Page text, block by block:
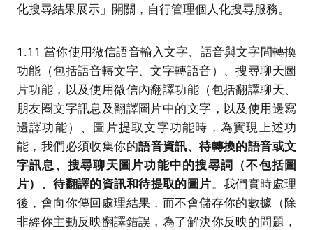
化搜尋結果展示」開關，自行管理個人化搜尋服務。
1.11 當你使用微信語音輸入文字、語音與文字間轉換
功能（包括語音轉文字、文字轉語音）、搜尋聊天圖
片功能，以及使用微信內翻譯功能（包括翻譯聊天、
朋友圈文字訊息及翻譯圖片中的文字，以及使用邊寫
邊譯功能）、圖片提取文字功能時，為實現上述功
能，我們必須收集你的語音資訊、待轉換的語音或文
字訊息、 搜尋聊天圖片功能中的搜尋詞（不包括圖
片）、待翻譯的資訊和待提取的圖片。我們實時處理
後，會向你傳回處理結果，而不會儲存你的數據（除
非經你主動反映翻譯錯誤，為了解決你反映的問題，